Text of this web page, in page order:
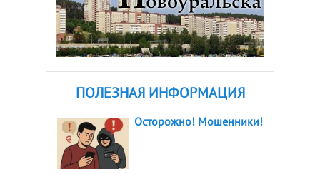
ПОЛЕЗНАЯ ИНФОРМАЦИЯ
Осторожно! Мошенники!